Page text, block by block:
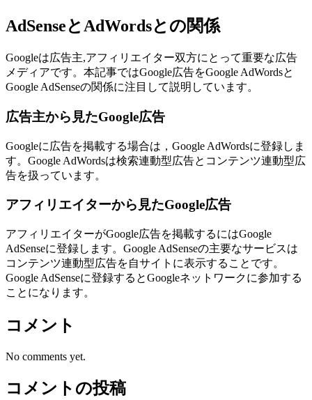
AdSenseとAdWordsとの関係
Googleは広告主,アフィリエイター双方にとって重要な広告
メディアです。本記事ではGoogle広告をGoogle AdWordsと
Google AdSenseの関係に注目して説明しています。
広告主から見たGoogle広告
Googleに広告を掲載する場合は，Google AdWordsに登録しま
す。Google AdWordsは検索連動型広告とコンテンツ連動型広
告を扱っています。
アフィリエイターから見たGoogle広告
アフィリエイターがGoogle広告を掲載するにはGoogle
AdSenseに登録します。Google AdSenseの主要なサービスは
コンテンツ連動型広告を自サイトに表示することです。
Google AdSenseに登録するとGoogleネットワークに参加する
ことになります。
コメント
No comments yet.
コメントの投稿